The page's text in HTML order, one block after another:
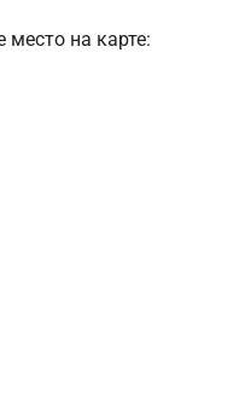
место на карте: